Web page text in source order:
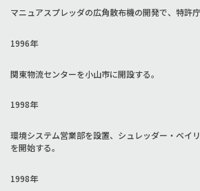
マニュアスプレッダの広角散布機の開発で、特許
1996年
関東物流センターを小山市に開設する。
1998年
環境システム営業部を設置、シュレッダー・ベイ
を開始する。
1998年